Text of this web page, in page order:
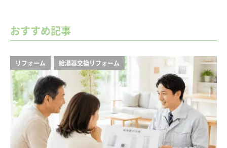
おすすめ記事
リフォーム 給湯器交換リフォーム